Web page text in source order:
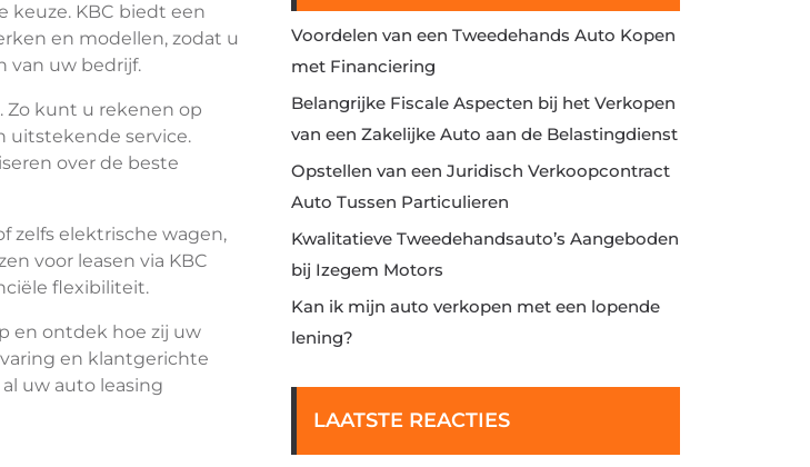
keuze. KBC biedt een
en modellen, zodat u
van uw bedrijf.
Zo kunt u rekenen op
uitstekende service.
over de beste
zelfs elektrische wagen,
voor leasen via KBC
flexibiliteit.
en ontdek hoe zij uw
en klantgerichte
uw auto leasing
Voordelen van een Tweedehands Auto Kopen
met Financiering
Belangrijke Fiscale Aspecten bij het Verkopen
van een Zakelijke Auto aan de Belastingdienst
Opstellen van een Juridisch Verkoopcontract
Auto Tussen Particulieren
Kwalitatieve Tweedehandsauto’s Aangeboden
bij Izegem Motors
Kan ik mijn auto verkopen met een lopende
lening?
LAATSTE REACTIES